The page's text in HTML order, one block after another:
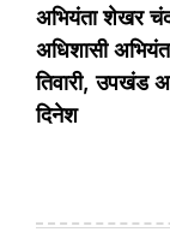
अभियंता शेखर
अधिशासी
तिवारी, उपखंड
दिनेश